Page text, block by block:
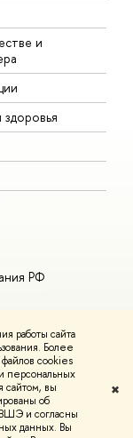
работы сайта
Более
cookies
персональных
сайтом, вы
об
и согласны
данных. Вы
✖
и
РФ